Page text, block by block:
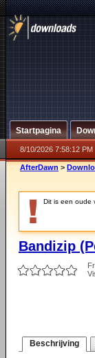
Startpagina
8/10/2026 7:58:12 PM
AfterDawn >
Dit is een oude
Bandizip
Beschrijving